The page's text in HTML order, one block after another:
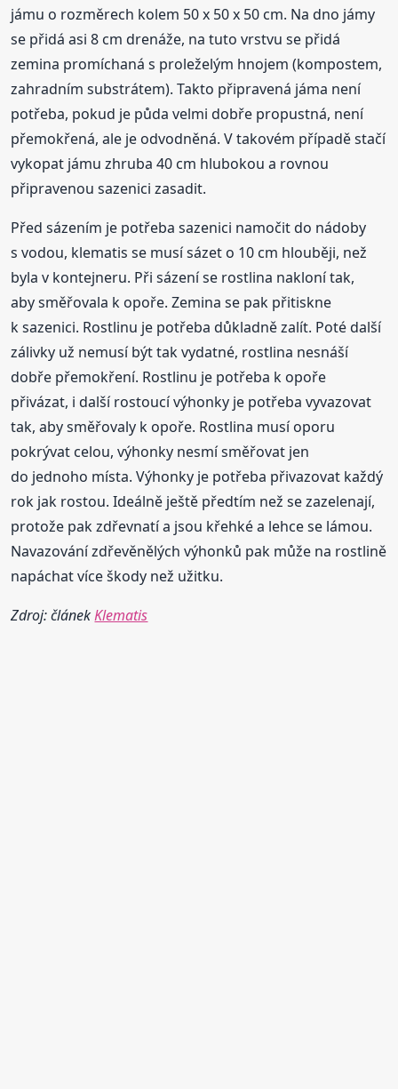
jámu o rozměrech kolem 50 x 50 x 50 cm. Na dno jámy
se přidá asi 8 cm drenáže, na tuto vrstvu se přidá
zemina promíchaná s proleželým hnojem (kompostem,
zahradním substrátem). Takto připravená jáma není
potřeba, pokud je půda velmi dobře propustná, není
přemokřená, ale je odvodněná. V takovém případě stačí
vykopat jámu zhruba 40 cm hlubokou a rovnou
připravenou sazenici zasadit.
Před sázením je potřeba sazenici namočit do nádoby
s vodou, klematis se musí sázet o 10 cm hlouběji, než
byla v kontejneru. Při sázení se rostlina nakloní tak,
aby směřovala k opoře. Zemina se pak přitiskne
k sazenici. Rostlinu je potřeba důkladně zalít. Poté další
zálivky už nemusí být tak vydatné, rostlina nesnáší
dobře přemokření. Rostlinu je potřeba k opoře
přivázat, i další rostoucí výhonky je potřeba vyvazovat
tak, aby směřovaly k opoře. Rostlina musí oporu
pokrývat celou, výhonky nesmí směřovat jen
do jednoho místa. Výhonky je potřeba přivazovat každý
rok jak rostou. Ideálně ještě předtím než se zazelenají,
protože pak zdřevnatí a jsou křehké a lehce se lámou.
Navazování zdřevěnělých výhonků pak může na rostlině
napáchat více škody než užitku.
Zdroj: článekKlematis